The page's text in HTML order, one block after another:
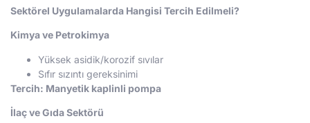
Sektörel Uygulamalarda Hangisi Tercih Edilmeli?
Kimya ve Petrokimya
Yüksek asidik/korozif sıvılar
Sıfır sızıntı gereksinimi
Tercih: Manyetik kaplinli pompa
İlaç ve Gıda Sektörü